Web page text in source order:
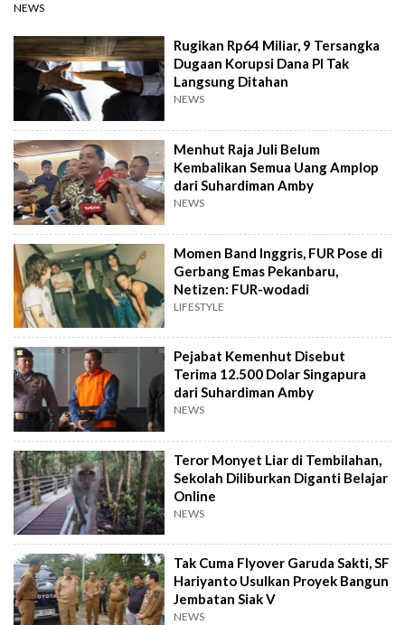
NEWS
Rugikan Rp64 Miliar, 9 Tersangka
Dugaan Korupsi Dana PI Tak
Langsung Ditahan
NEWS
Menhut Raja Juli Belum
Kembalikan Semua Uang Amplop
dari Suhardiman Amby
NEWS
Momen Band Inggris, FUR Pose di
Gerbang Emas Pekanbaru,
Netizen: FUR-wodadi
LIFESTYLE
Pejabat Kemenhut Disebut
Terima 12.500 Dolar Singapura
dari Suhardiman Amby
NEWS
Teror Monyet Liar di Tembilahan,
Sekolah Diliburkan Diganti Belajar
Online
NEWS
Tak Cuma Flyover Garuda Sakti, SF
Hariyanto Usulkan Proyek Bangun
Jembatan Siak V
NEWS